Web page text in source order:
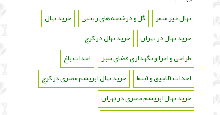
نهال غیر مثمر
گل و درختچه های زینتی خرید نهال
خرید نهال در تهران
خرید نهال در کرج
طراحی و اجرا و نگهداری فضای سبز
احداث باغ
احداث آلاچیق و آبنما
خرید نهال ابریشم مصری در کرج
خرید نهال ابریشم مصری در تهران